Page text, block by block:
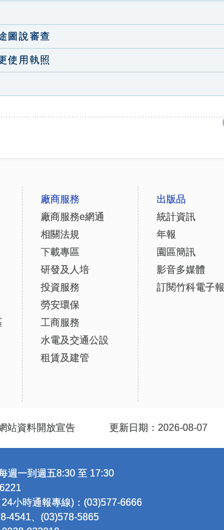
圖說審查
使用執照
廠商服務
廠商服務e網通
相關法規
下載專區
研發及人培
投資服務
勞安環保
工商服務
水電及交通公設
租賃及建管
出版品
統計資訊
年報
園區簡訊
影音多媒體
訂閱竹科電子報
站資料開放宣告 更新日期：2026-08-07
週一到週五8:30 至 17:30
小時通報專線)：(03)577-6666
4541、(03)578-5865